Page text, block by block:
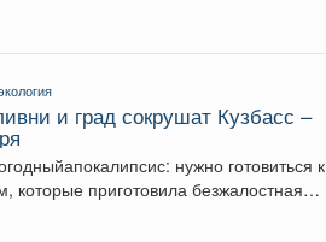
и град сокрушат Кузбасс –
нужно готовиться к
которые приготовила безжалостная